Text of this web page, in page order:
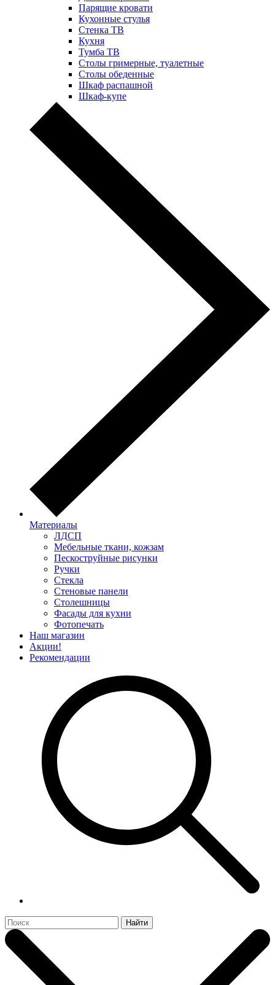
Парящие кровати
Кухонные стулья
Стенка ТВ
Кухня
Тумба ТВ
Столы гримерные, туалетные
Столы обеденные
Шкаф распашной
Шкаф-купе
Материалы
ЛДСП
Мебельные ткани, кожзам
Пескоструйные рисунки
Ручки
Стекла
Стеновые панели
Столешницы
Фасады для кухни
Фотопечать
Наш магазин
Акции!
Рекомендации
Найти